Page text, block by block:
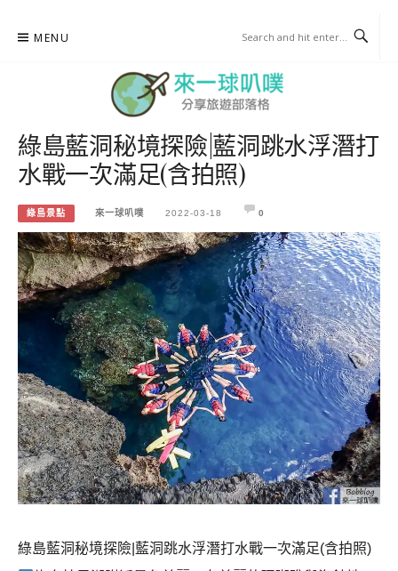
MENU
來一球叭噗
分享日本自助部落格
綠島藍洞秘境探險|藍洞跳水浮潛打
水戰一次滿足(含拍照)
綠島景點 來一球叭噗 2022-03-18 0
綠島藍洞秘境探險|藍洞跳水浮潛打水戰一次滿足(含拍照)